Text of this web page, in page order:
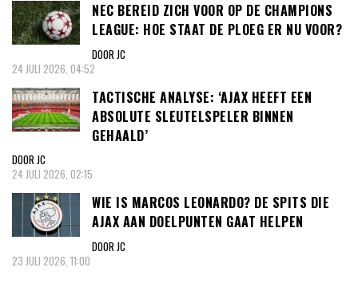
NEC BEREID ZICH VOOR OP DE CHAMPIONS
LEAGUE: HOE STAAT DE PLOEG ER NU VOOR?
DOOR JC
24 JULI 2026, 04:52
TACTISCHE ANALYSE: ‘AJAX HEEFT EEN
ABSOLUTE SLEUTELSPELER BINNEN
GEHAALD’
DOOR JC
24 JULI 2026, 02:15
WIE IS MARCOS LEONARDO? DE SPITS DIE
AJAX AAN DOELPUNTEN GAAT HELPEN
DOOR JC
23 JULI 2026, 11:00